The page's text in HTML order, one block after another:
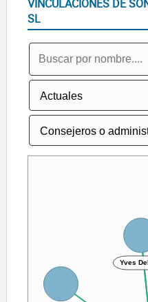
VINCULACIONES DE
SL
Yves